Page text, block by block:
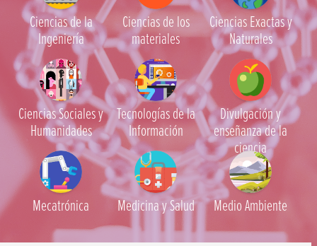
Ciencias de la
Ingeniería
Ciencias de los
materiales
Ciencias Exactas y
Naturales
Ciencias Sociales y
Humanidades
Tecnologías de la
Información
Divulgación y
enseñanza de la
ciencia
Mecatrónica Medicina y Salud Medio Ambiente